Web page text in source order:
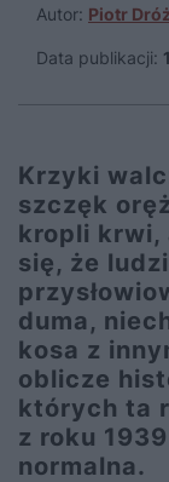
Autor: Piotr
Data publikacji:
Krzyki
szczęk
kropli krwi,
się, że
duma,
kosa z
oblicze
których ta
z roku
normalna.